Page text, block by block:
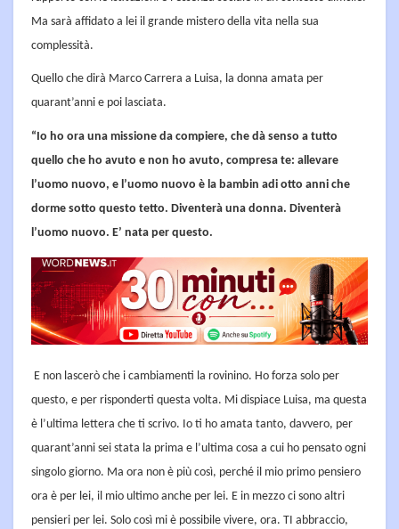
Ma sarà affidato a lei il grande mistero della vita nella sua
complessità.
Quello che dirà Marco Carrera a Luisa, la donna amata per
quarant’anni e poi lasciata.
“Io ho ora una missione da compiere, che dà senso a tutto
quello che ho avuto e non ho avuto, compresa te: allevare
l’uomo nuovo, e l’uomo nuovo è la bambin adi otto anni che
dorme sotto questo tetto. Diventerà una donna. Diventerà
l’uomo nuovo. E’ nata per questo.
E non lascerò che i cambiamenti la rovinino. Ho forza solo per
questo, e per risponderti questa volta. Mi dispiace Luisa, ma questa
è l’ultima lettera che ti scrivo. Io ti ho amata tanto, davvero, per
quarant’anni sei stata la prima e l’ultima cosa a cui ho pensato ogni
singolo giorno. Ma ora non è più così, perché il mio primo pensiero
ora è per lei, il mio ultimo anche per lei. E in mezzo ci sono altri
pensieri per lei. Solo così mi è possibile vivere, ora. TI abbraccio,